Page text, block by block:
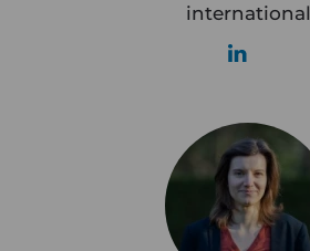
international